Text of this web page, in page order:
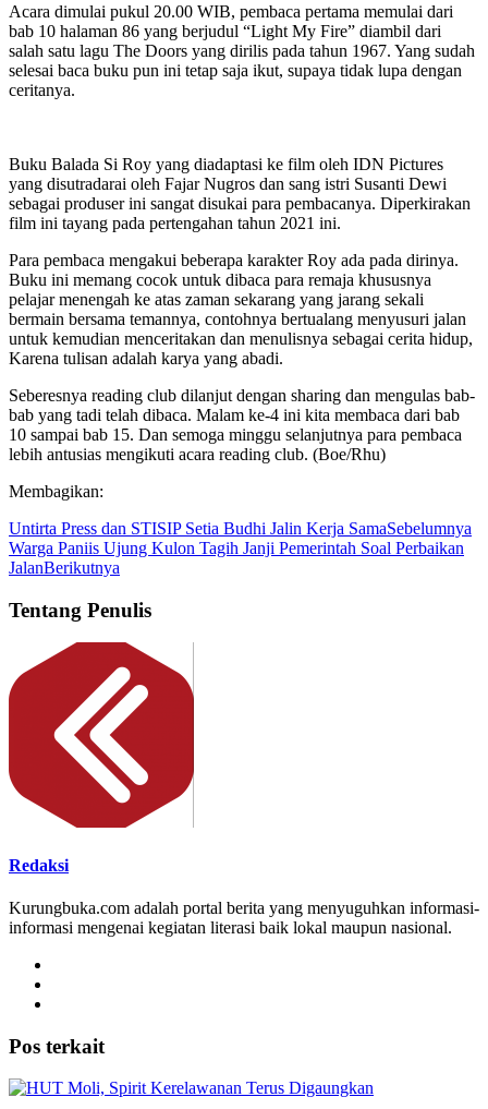
Acara dimulai pukul 20.00 WIB, pembaca pertama memulai dari
bab 10 halaman 86 yang berjudul “Light My Fire” diambil dari
salah satu lagu The Doors yang dirilis pada tahun 1967. Yang sudah
selesai baca buku pun ini tetap saja ikut, supaya tidak lupa dengan
ceritanya.
Buku Balada Si Roy yang diadaptasi ke film oleh IDN Pictures
yang disutradarai oleh Fajar Nugros dan sang istri Susanti Dewi
sebagai produser ini sangat disukai para pembacanya. Diperkirakan
film ini tayang pada pertengahan tahun 2021 ini.
Para pembaca mengakui beberapa karakter Roy ada pada dirinya.
Buku ini memang cocok untuk dibaca para remaja khususnya
pelajar menengah ke atas zaman sekarang yang jarang sekali
bermain bersama temannya, contohnya bertualang menyusuri jalan
untuk kemudian menceritakan dan menulisnya sebagai cerita hidup,
Karena tulisan adalah karya yang abadi.
Seberesnya reading club dilanjut dengan sharing dan mengulas bab-
bab yang tadi telah dibaca. Malam ke-4 ini kita membaca dari bab
10 sampai bab 15. Dan semoga minggu selanjutnya para pembaca
lebih antusias mengikuti acara reading club. (Boe/Rhu)
Membagikan:
Untirta Press dan STISIP Setia Budhi Jalin Kerja SamaSebelumnya
Warga Paniis Ujung Kulon Tagih Janji Pemerintah Soal Perbaikan
JalanBerikutnya
Tentang Penulis
Redaksi
Kurungbuka.com adalah portal berita yang menyuguhkan informasi-
informasi mengenai kegiatan literasi baik lokal maupun nasional.
Pos terkait